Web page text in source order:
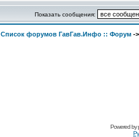
Показать сообщения:
Список форумов ГавГав.Инфо :: Форум -
Powered by